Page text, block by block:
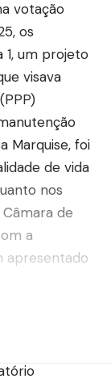
votação
os
1, um projeto
visava
Marquise, foi
de vida
nos
de
a
apresentado
de uma